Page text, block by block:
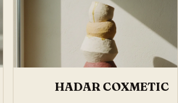
HADAR COXMETIC